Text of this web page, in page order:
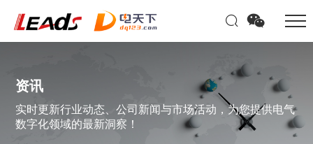
资讯
实时更新行业动态、公司新闻与市场活动，为您提供电气
数字化领域的最新洞察！